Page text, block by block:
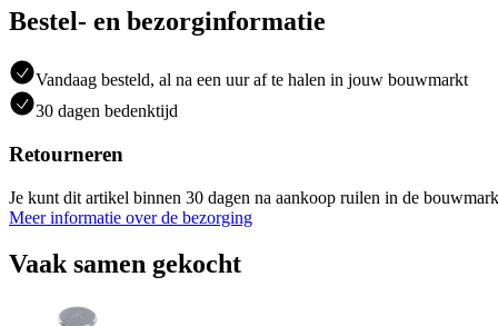
Bestel- en bezorginformatie
Vandaag besteld, al na een uur af te halen in jouw bouwmarkt
30 dagen bedenktijd
Retourneren
Je kunt dit artikel binnen 30 dagen na aankoop ruilen in de
Meer informatie over de bezorging
Vaak samen gekocht